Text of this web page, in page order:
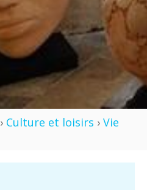
› Culture et loisirs › Vie